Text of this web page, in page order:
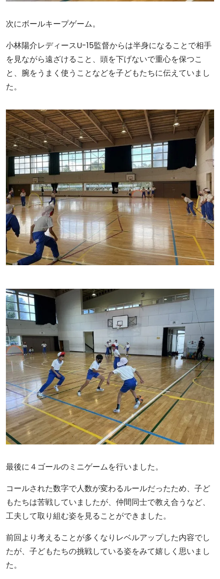
次にボールキープゲーム。
小林陽介レディースU-15監督からは半身になることで相手
を見ながら遠ざけること、頭を下げないで重心を保つこ
と、腕をうまく使うことなどを子どもたちに伝えていまし
た。
最後に４ゴールのミニゲームを行いました。
コールされた数字で人数が変わるルールだったため、子ど
もたちは苦戦していましたが、仲間同士で教え合うなど、
工夫して取り組む姿を見ることができました。
前回より考えることが多くなりレベルアップした内容でし
たが、子どもたちの挑戦している姿をみて嬉しく思いまし
た。